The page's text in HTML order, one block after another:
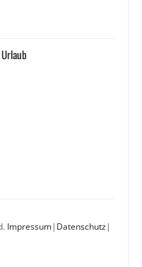
Impressum| Datenschutz|